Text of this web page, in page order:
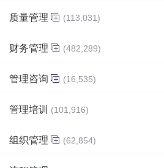
质量管理 (113,031)
财务管理 (482,289)
管理咨询 (16,535)
管理培训 (101,916)
组织管理 (62,854)